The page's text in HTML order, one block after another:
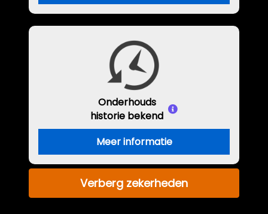
Onderhouds
historie bekend
Meer informatie
Verberg zekerheden